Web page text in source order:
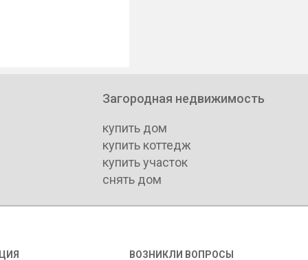
Загородная недвижимость
купить дом
купить коттедж
купить участок
снять дом
ВОЗНИКЛИ ВОПРОСЫ